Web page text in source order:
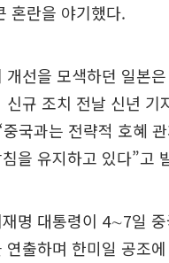
혼란을 야기했다.
개선을 모색하던 일본
신규 조치 전날 신년
국과는 전략적 호혜
을 유지하고 있다”고
명 대통령이 4∼7일
연출하며 한미일 공조